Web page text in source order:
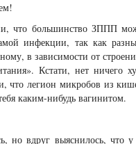
что большинство ЗППП
инфекции, так как
в зависимости от
Кстати, нет ничего
что легион микробов из
каким-нибудь вагинитом.
но вдруг выяснилось, что